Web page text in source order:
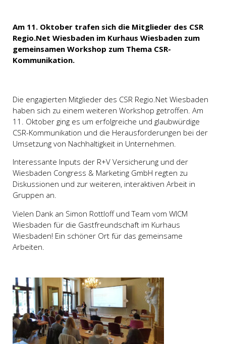
Am 11. Oktober trafen sich die Mitglieder des CSR
Regio.Net Wiesbaden im Kurhaus Wiesbaden zum
gemeinsamen Workshop zum Thema CSR-
Kommunikation.
Die engagierten Mitglieder des CSR Regio.Net Wiesbaden
haben sich zu einem weiteren Workshop getroffen. Am
11. Oktober ging es um erfolgreiche und glaubwürdige
CSR-Kommunikation und die Herausforderungen bei der
Umsetzung von Nachhaltigkeit in Unternehmen.
Interessante Inputs der R+V Versicherung und der
Wiesbaden Congress & Marketing GmbH regten zu
Diskussionen und zur weiteren, interaktiven Arbeit in
Gruppen an.
Vielen Dank an Simon Rottloff und Team vom WICM
Wiesbaden für die Gastfreundschaft im Kurhaus
Wiesbaden! Ein schöner Ort für das gemeinsame
Arbeiten.